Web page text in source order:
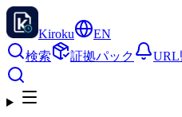
Kiroku
EN
検索
証拠パック URL